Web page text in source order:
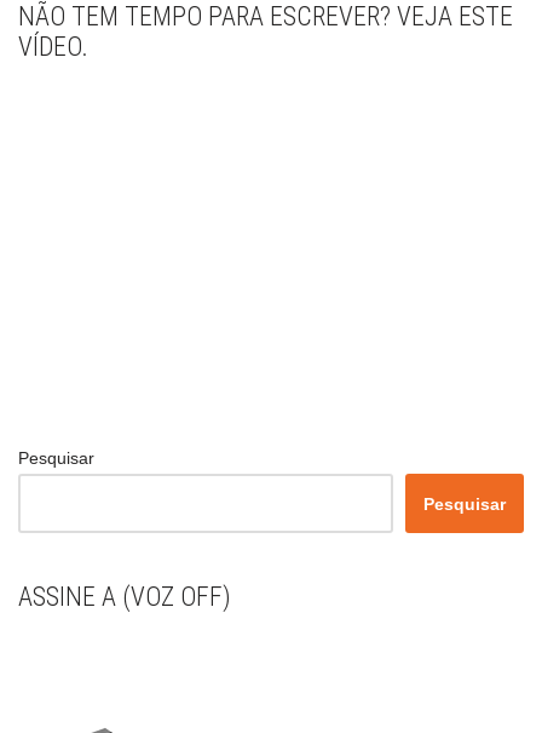
NÃO TEM TEMPO PARA ESCREVER? VEJA ESTE
VÍDEO.
Pesquisar
Pesquisar
ASSINE A (VOZ OFF)